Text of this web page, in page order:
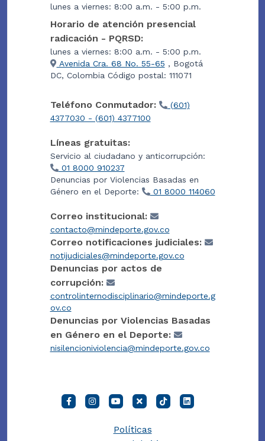
lunes a viernes: 8:00 a.m. - 5:00 p.m.
Horario de atención presencial
radicación - PQRSD:
lunes a viernes: 8:00 a.m. - 5:00 p.m.
Avenida Cra. 68 No. 55-65 , Bogotá
DC, Colombia Código postal: 111071
Teléfono Conmutador:
(601)
4377030 - (601) 4377100
Líneas gratuitas:
Servicio al ciudadano y anticorrupción:
01 8000 910237
Denuncias por Violencias Basadas en
Género en el Deporte:
01 8000 114060
Correo institucional:
contacto@mindeporte.gov.co
Correo notificaciones judiciales:
notijudiciales@mindeporte.gov.co
Denuncias por actos de
corrupción:
controlinternodisciplinario@mindeporte.g
ov.co
Denuncias por Violencias Basadas
en Género en el Deporte:
nisilencioniviolencia@mindeporte.gov.co
Políticas